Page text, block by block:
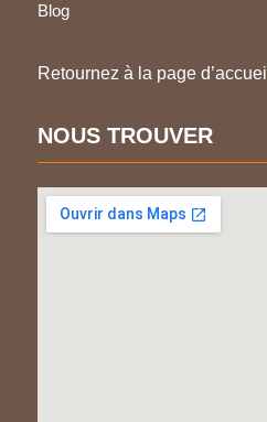
Blog
Retournez à la page d’accueil
NOUS TROUVER